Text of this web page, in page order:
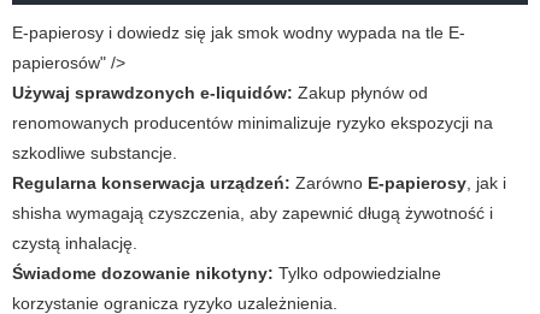
E-papierosy i dowiedz się jak smok wodny wypada na tle E-
papierosów" />
Używaj sprawdzonych e-liquidów: Zakup płynów od
renomowanych producentów minimalizuje ryzyko ekspozycji na
szkodliwe substancje.
Regularna konserwacja urządzeń: Zarówno E-papierosy , jak i
shisha wymagają czyszczenia, aby zapewnić długą żywotność i
czystą inhalację.
Świadome dozowanie nikotyny: Tylko odpowiedzialne
korzystanie ogranicza ryzyko uzależnienia.